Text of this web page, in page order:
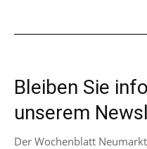
Bleiben Sie
unserem
Der Wochenblatt